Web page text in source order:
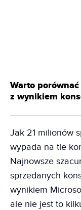
Warto
z wynikiem
Jak 21 milionów
wypada na tle
Najnowsze
sprzedanych
wynikiem
ale nie jest to